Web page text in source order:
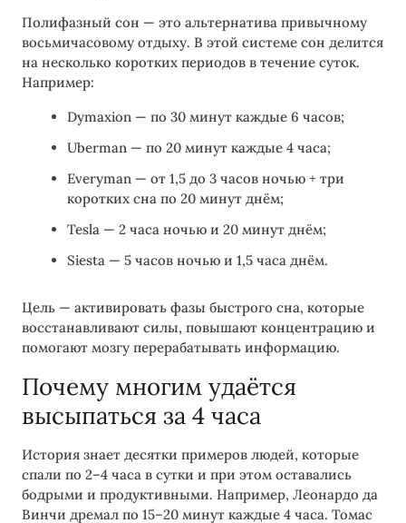
Полифазный сон — это альтернатива привычному
восьмичасовому отдыху. В этой системе сон делится
на несколько коротких периодов в течение суток.
Например:
Dymaxion — по 30 минут каждые 6 часов;
Uberman — по 20 минут каждые 4 часа;
Everyman — от 1,5 до 3 часов ночью + три
коротких сна по 20 минут днём;
Tesla — 2 часа ночью и 20 минут днём;
Siesta — 5 часов ночью и 1,5 часа днём.
Цель — активировать фазы быстрого сна, которые
восстанавливают силы, повышают концентрацию и
помогают мозгу перерабатывать информацию.
Почему многим удаётся
высыпаться за 4 часа
История знает десятки примеров людей, которые
спали по 2–4 часа в сутки и при этом оставались
бодрыми и продуктивными. Например, Леонардо да
Винчи дремал по 15–20 минут каждые 4 часа. Томас